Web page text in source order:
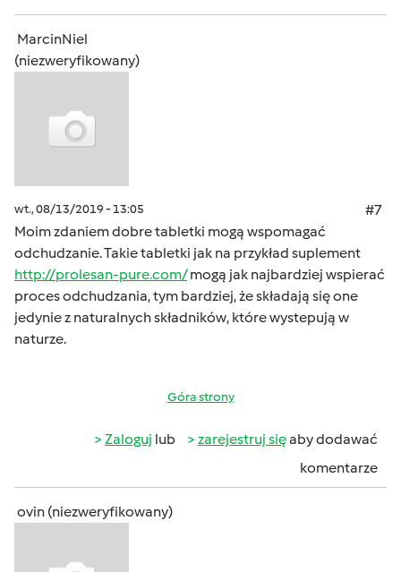
MarcinNiel
(niezweryfikowany)
wt., 08/13/2019 - 13:05
#7
Moim zdaniem dobre tabletki mogą wspomagać
odchudzanie. Takie tabletki jak na przykład suplement
http://prolesan-pure.com/mogą jak najbardziej wspierać
proces odchudzania, tym bardziej, że składają się one
jedynie z naturalnych składników, które wystepują w
naturze.
Góra strony
Zaloguj lub zarejestruj sięaby dodawać
komentarze
ovin (niezweryfikowany)